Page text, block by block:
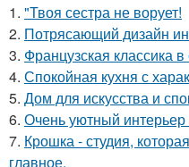
1. "Твоя сестра не ворует!
2. Потрясающий дизайн
3. Французская классика
4. Спокойная кухня с
5. Дом для искусства и
6. Очень уютный
7. Крошка - студия,
главное.